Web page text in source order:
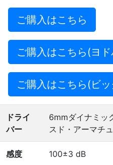
ご購入はこちら
ご購入はこちら(ヨド
ご購入はこちら(ビッ
ドライ
バー
6mmダイナミッ
スド・アーマ
感度 100±3 dB